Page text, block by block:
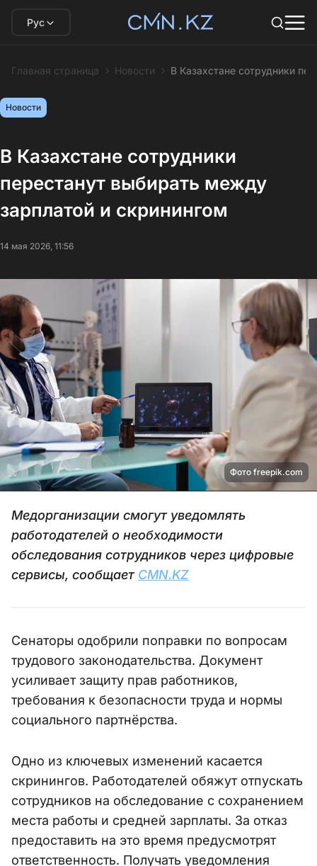
Рус
Главная страница Новости В Казахстане сотрудники
Новости
В Казахстане сотрудники
перестанут выбирать между
зарплатой и скринингом
14 мая 2026, 11:56
Фото freepik.com
Медорганизации смогут уведомлять
работодателей о необходимости
обследования сотрудников через цифровые
сервисы, сообщает CMN.KZ
Сенаторы одобрили поправки по вопросам
трудового законодательства. Документ
усиливает защиту прав работников,
требования к безопасности труда и нормы
социального партнёрства.
Одно из ключевых изменений касается
скринингов. Работодателей обяжут отпускать
сотрудников на обследование с сохранением
места работы и средней зарплаты. За отказ
предоставить на это время предусмотрят
ответственность. Получать уведомления